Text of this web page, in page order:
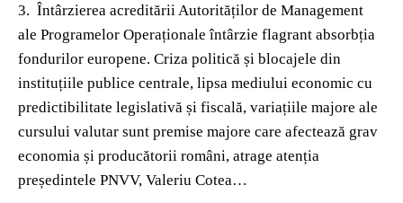
3. Întârzierea acreditării Autorităților de Management
ale Programelor Operaționale întârzie flagrant absorbția
fondurilor europene. Criza politică și blocajele din
instituțiile publice centrale, lipsa mediului economic cu
predictibilitate legislativă și fiscală, variațiile majore ale
cursului valutar sunt premise majore care afectează grav
economia și producătorii români, atrage atenția
președintele PNVV, Valeriu Cotea…